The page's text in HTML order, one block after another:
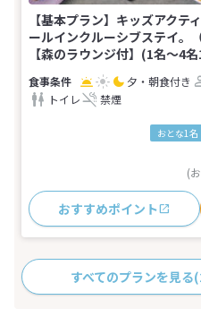
【基本プラン】キッズアクテ
ールインクルーシブステイ。
【森のラウンジ付】(1名～4
夕・朝食付き
トイレ
禁煙
おとな1名
(
おすすめポイント
すべてのプランを見る